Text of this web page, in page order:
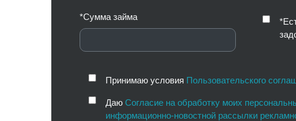
*Сумма займа
Принимаю условия Пользовательского
Даю Согласие на обработку моих
информационно-новостной рассылки